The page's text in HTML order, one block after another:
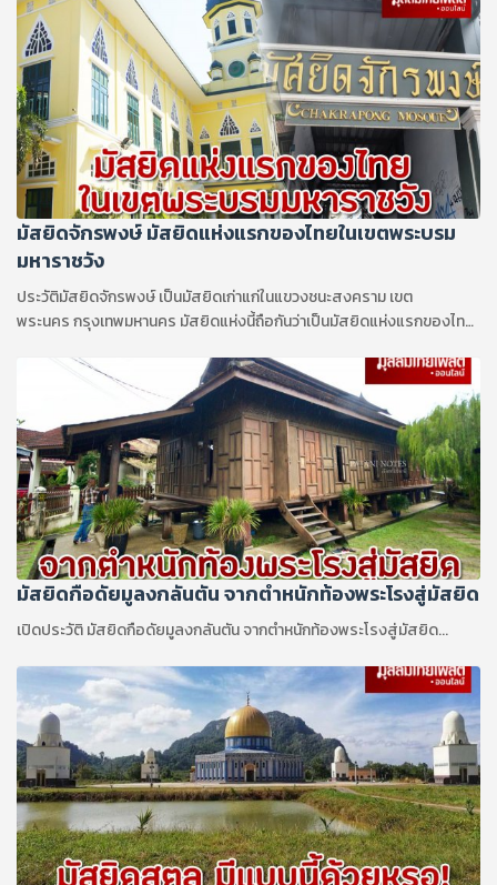
มัสยิดจักรพงษ์ มัสยิดแห่งแรกของไทยในเขตพระบรม
มหาราชวัง
ประวัติมัสยิดจักรพงษ์ เป็นมัสยิดเก่าแก่ในแขวงชนะสงคราม เขต
พระนคร กรุงเทพมหานคร มัสยิดแห่งนี้ถือกันว่าเป็นมัสยิดแห่งแรกของไทย
มัสยิดกือดัยมูลงกลันตัน จากตำหนักท้องพระโรงสู่มัสยิด
เปิดประวัติ มัสยิดกือดัยมูลงกลันตัน จากตำหนักท้องพระโรงสู่มัสยิด...